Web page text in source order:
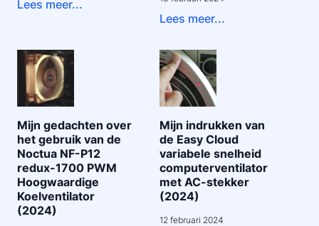
Lees meer...
Lees meer...
Mijn gedachten over
het gebruik van de
Noctua NF-P12
redux-1700 PWM
Hoogwaardige
Koelventilator
(2024)
Mijn indrukken van
de Easy Cloud
variabele snelheid
computerventilator
met AC-stekker
(2024)
12 februari 2024